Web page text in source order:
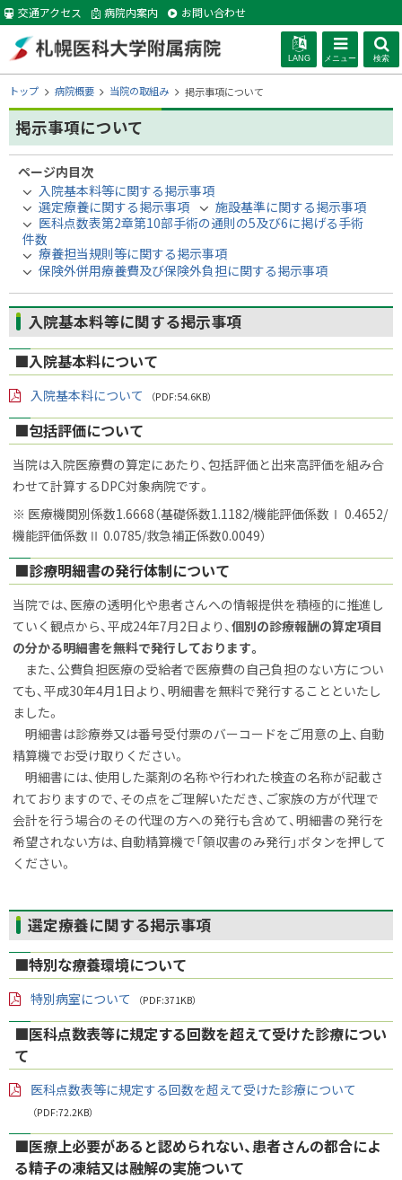
本
へ
交通アクセス 病院内案内 お問い合わせ
札幌医科大学附
属病院
LANG メニュー 検索
現
在
位
置
の
階
トップ 病院概要 当院の取組み 掲示事項について
掲示事項について
ページ内目次
入院基本料等に関する掲示事項
選定療養に関する掲示事項
施設基準に関する掲示事項
医科点数表第2章第10部手術の通則の5及び6に掲げる手術
件数
療養担当規則等に関する掲示事項
保険外併用療養費及び保険外負担に関する掲示事項
入院基本料等に関する掲示事項
■入院基本料について
フ
ァ
イ
ル
入院基本料について （PDF:54.6KB）
■包括評価について
当院は入院医療費の算定にあたり、包括評価と出来高評価を組み合
わせて計算するDPC対象病院です。
※ 医療機関別係数1.6668（基礎係数1.1182/機能評価係数Ⅰ 0.4652/
機能評価係数Ⅱ 0.0785/救急補正係数0.0049）
■診療明細書の発行体制について
当院では、医療の透明化や患者さんへの情報提供を積極的に推進し
ていく観点から、平成24年7月2日より、個別の診療報酬の算定項目
の分かる明細書を無料で発行しております。
また、公費負担医療の受給者で医療費の自己負担のない方につい
ても、平成30年4月1日より、明細書を無料で発行することといたし
ました。
明細書は診療券又は番号受付票のバーコードをご用意の上、自動
精算機でお受け取りください。
明細書には、使用した薬剤の名称や行われた検査の名称が記載さ
れておりますので、その点をご理解いただき、ご家族の方が代理で
会計を行う場合のその代理の方への発行も含めて、明細書の発行を
希望されない方は、自動精算機で「領収書のみ発行」ボタンを押して
ください。
ト
ッ
プ
に
戻
る
選定療養に関する掲示事項
■特別な療養環境について
フ
ァ
イ
特別病室について （PDF:371KB）
■医科点数表等に規定する回数を超えて受けた診療につい
て
フ
ァ
イ
ル
医科点数表等に規定する回数を超えて受けた診療について
（PDF:72.2KB）
■医療上必要があると認められない、患者さんの都合によ
る精子の凍結又は融解の実施ついて